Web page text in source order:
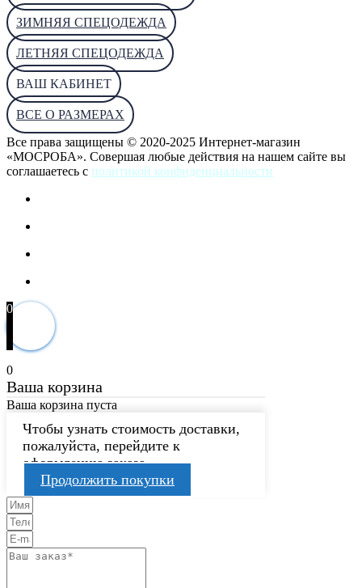
ЗИМНЯЯ СПЕЦОДЕЖДА
ЛЕТНЯЯ СПЕЦОДЕЖДА
ВАШ КАБИНЕТ
ВСЕ О РАЗМЕРАХ
Все права защищены © 2020-2025 Интернет-магазин
«МОСРОБА». Совершая любые действия на нашем сайте вы
соглашаетесь с политикой конфиденциальности
0
0
Ваша корзина
Ваша корзина пуста
Чтобы узнать стоимость доставки,
пожалуйста, перейдите к
оформлению заказа.
Продолжить покупки